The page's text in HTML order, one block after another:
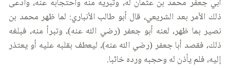
ذلك الأمر بعد الشريعي، قال أبو طالب الأنباري: لما ظهر محمد بن
نصير بما ظهر، لعنه أبو جعفر (رضي الله عنه)، وتبرأ منه، فبلغه
ذلك، فقصد أبا جعفر (رضي الله عنه)، ليعطف بقلبه عليه أو يعتذر
إليه، فلم يأذن له وحجبه ورده خائبا.